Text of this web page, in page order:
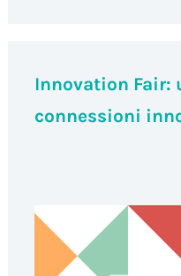
Innovation Fair:
connessioni